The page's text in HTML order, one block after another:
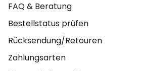
FAQ & Beratung
Bestellstatus prüfen
Rücksendung/Retouren
Zahlungsarten